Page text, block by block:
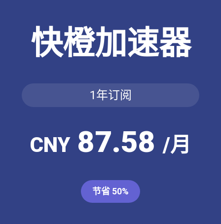
快橙加速器
1年订阅
CNY87.58 /月
节省 50%